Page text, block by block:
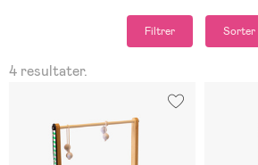
Filtrer Sorter
4 resultater.